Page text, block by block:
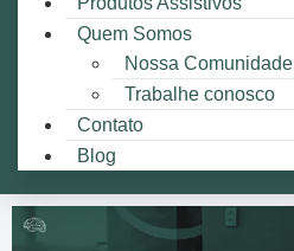
Quem Somos
Nossa Comunidade
Trabalhe conosco
Contato
Blog